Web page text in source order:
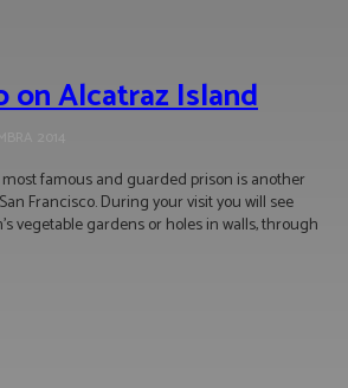
on Alcatraz Island
famous and guarded prison is another
Francisco. During your visit you will see
vegetable gardens or holes in walls, through